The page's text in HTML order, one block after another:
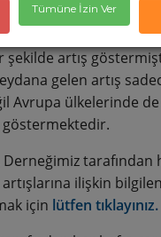
son dönemlerde
artış
gelen artış
Avrupa ülkelerinde
tarafından
ilişkin
için lütfen tıklayınız.
Tümüne İzin Ver